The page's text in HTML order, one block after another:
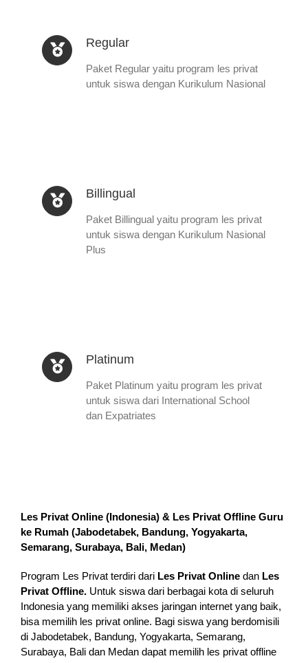
Regular
Paket Regular yaitu program les privat
untuk siswa dengan Kurikulum Nasional
Billingual
Paket Billingual yaitu program les privat
untuk siswa dengan Kurikulum Nasional
Plus
Platinum
Paket Platinum yaitu program les privat
untuk siswa dari International School
dan Expatriates
Les Privat Online (Indonesia) & Les Privat Offline Guru
ke Rumah (Jabodetabek, Bandung, Yogyakarta,
Semarang, Surabaya, Bali, Medan)
Program Les Privat terdiri dari Les Privat Online dan Les
Privat Offline. Untuk siswa dari berbagai kota di seluruh
Indonesia yang memiliki akses jaringan internet yang baik,
bisa memilih les privat online. Bagi siswa yang berdomisili
di Jabodetabek, Bandung, Yogyakarta, Semarang,
Surabaya, Bali dan Medan dapat memilih les privat offline